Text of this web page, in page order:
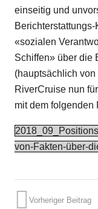
einseitig und
«sozialen
Schiffen» über die
(hauptsächlich
RiverCruise nun
mit dem folgenden
von-Fakten-über-
Vorheriger Beitrag